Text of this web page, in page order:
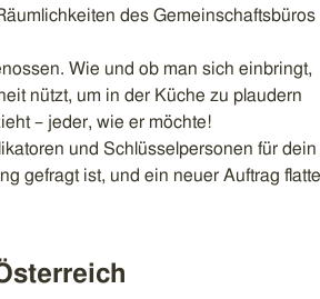
des Gemeinschaftsbüros
Wie und ob man sich einbringt,
nützt, um in der Küche zu plaudern
– jeder, wie er möchte!
und Schlüsselpersonen für dein
gefragt ist, und ein neuer Auftrag